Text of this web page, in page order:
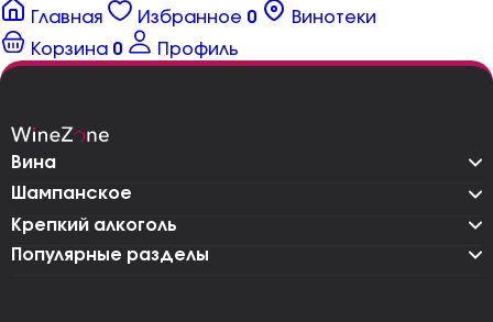
Главная Избранное 0
Винотеки
Корзина 0 Профиль
Вина
Шампанское
Крепкий алкоголь
Популярные разделы